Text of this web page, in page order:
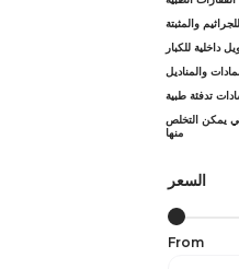
والمثبتة
داخلية للكبار
والمناديل
تدفئة طبية
يمكن التخلص
منها
السعر
From